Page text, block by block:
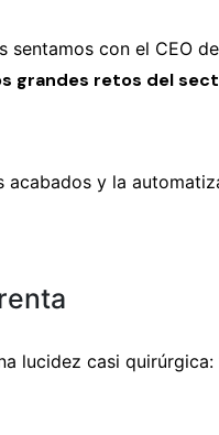
sentamos con el CEO
grandes retos del
y la
lucidez casi